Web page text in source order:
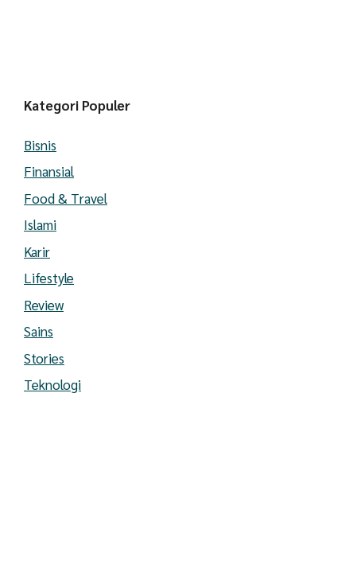
Kategori Populer
Bisnis
Finansial
Food & Travel
Islami
Karir
Lifestyle
Review
Sains
Stories
Teknologi